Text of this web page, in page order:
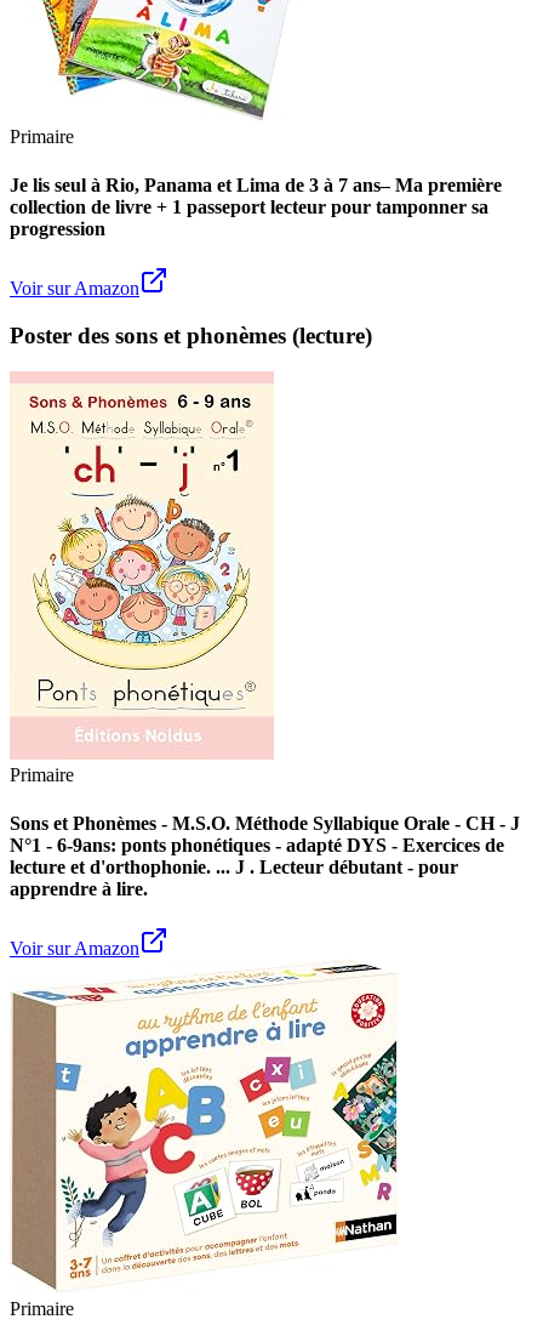
Primaire
Je lis seul à Rio, Panama et Lima de 3 à 7 ans– Ma première
collection de livre + 1 passeport lecteur pour tamponner sa
progression
Voir sur Amazon
Poster des sons et phonèmes (lecture)
Primaire
Sons et Phonèmes - M.S.O. Méthode Syllabique Orale - CH - J
N°1 - 6-9ans: ponts phonétiques - adapté DYS - Exercices de
lecture et d'orthophonie. ... J . Lecteur débutant - pour
apprendre à lire.
Voir sur Amazon
Primaire